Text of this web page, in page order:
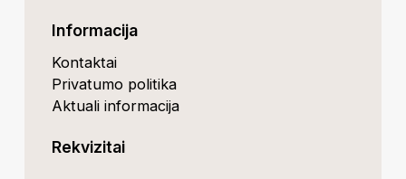
Informacija
Kontaktai
Privatumo politika
Aktuali informacija
Rekvizitai